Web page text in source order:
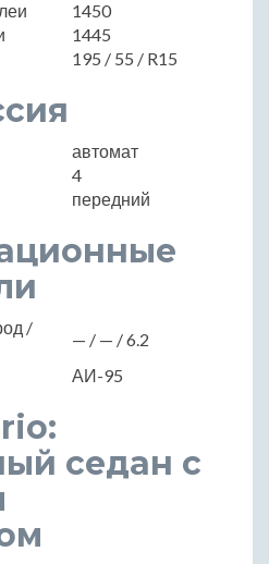
1450
1445
195 / 55 / R15
автомат
4
передний
/
— / — / 6.2
АИ-95
седан с